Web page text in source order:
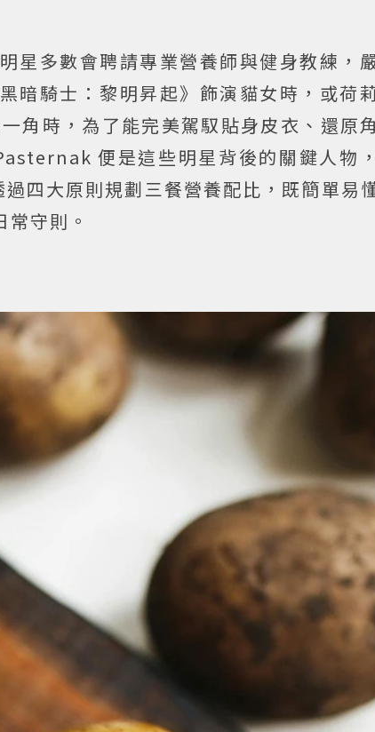
星多數會聘請專業營養師與健身教練，
暗騎士：黎明昇起》飾演貓女時，或荷
角時，為了能完美駕馭貼身皮衣、還原
便是這些明星背後的關鍵人物
四大原則規劃三餐營養配比，既簡單易
守則。